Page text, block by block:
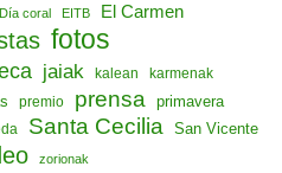
Día coral EITB El Carmen
fotos
jaiak kalean
karmenak
premio prensa primavera
Santa Cecilia San Vicente
zorionak